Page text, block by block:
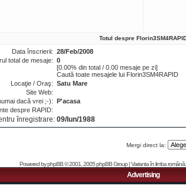
Totul despre
Data înscrierii: 28/Feb/2008
total de mesaje: 0
[0.00% din total / 0.00 mesaje pe zi]
Caută toate mesajele lui Florin3SM4RAPID
Locaţie / Oraş: Satu Mare
Site Web:
dacă vrei ;-): P'acasa
despre RAPID:
înregistrare: 09/Iun/1988
Mergi direct la:
Powered byphpBB© 2001, 2005 phpBB Group | Varianta în limba română:
Advertising